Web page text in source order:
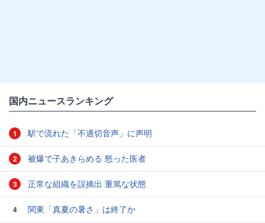
国内ニュースランキング
1 駅で流れた「不適切音声」に声明
2 被爆で子あきらめる 怒った医者
3 正常な組織を誤摘出 重篤な状態
4 関東「真夏の暑さ」は終了か